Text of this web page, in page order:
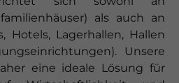
als auch an
Hotels, Lagerhallen, Hallen
Unsere
eine ideale Lösung für